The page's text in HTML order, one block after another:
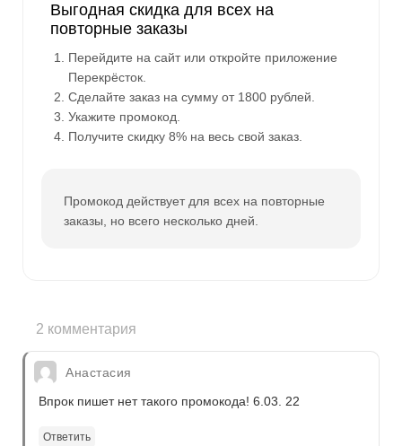
Выгодная скидка для всех на
повторные заказы
Перейдите на сайт или откройте приложение
Перекрёсток.
Сделайте заказ на сумму от 1800 рублей.
Укажите промокод.
Получите скидку 8% на весь свой заказ.
Промокод действует для всех на повторные
заказы, но всего несколько дней.
2 комментария
Анастасия
Впрок пишет нет такого промокода! 6.03. 22
Ответить